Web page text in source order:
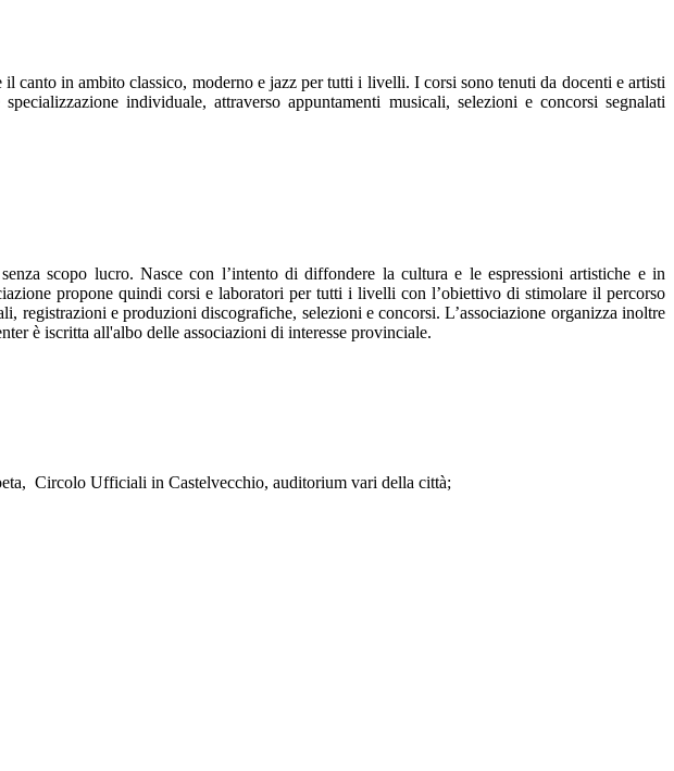
canto in ambito classico, moderno e jazz per tutti i livelli. I corsi sono tenuti da docenti e artisti
individuale, attraverso appuntamenti musicali, selezioni e concorsi segnalati
scopo lucro. Nasce con l’intento di diffondere la cultura e le espressioni artistiche e in
propone quindi corsi e laboratori per tutti i livelli con l’obiettivo di stimolare il percorso
registrazioni e produzioni discografiche, selezioni e concorsi. L’associazione organizza inoltre
è iscritta all'albo delle associazioni di interesse provinciale.
Circolo Ufficiali in Castelvecchio, auditorium vari della città;